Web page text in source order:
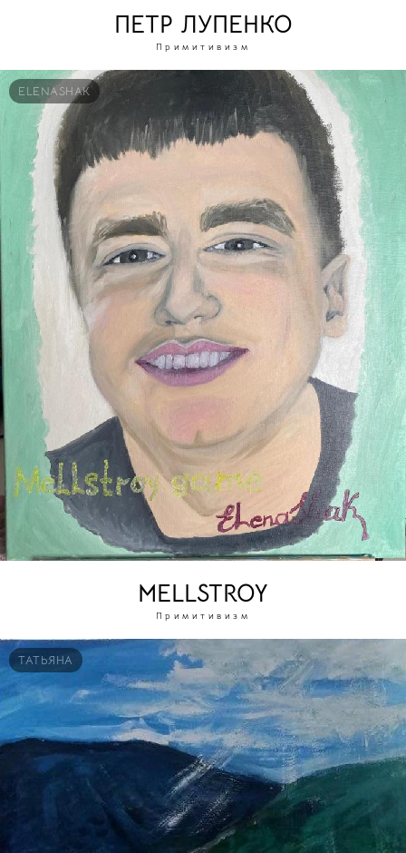
ПЕТР ЛУПЕНКО
Примитивизм
ELENASHAK
MELLSTROY
Примитивизм
ТАТЬЯНА